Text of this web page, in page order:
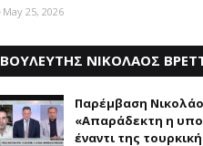
May 25, 2026
ΒΟΥΛΕΥΤΗΣ ΝΙΚΟΛΑΟΣ
Παρέμβαση
«Aπαράδεκτη η
έναντι της